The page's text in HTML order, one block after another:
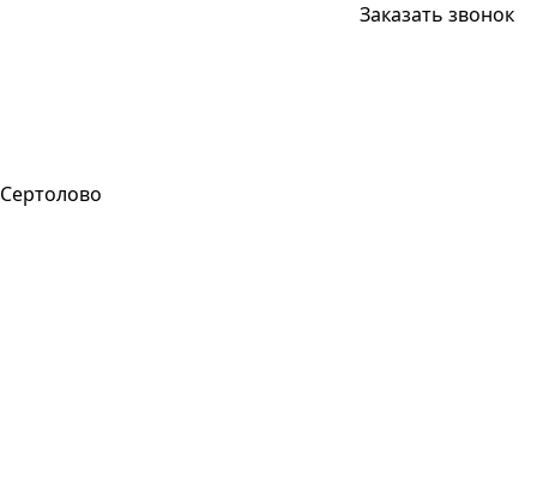
Сертолово
Заказать звонок